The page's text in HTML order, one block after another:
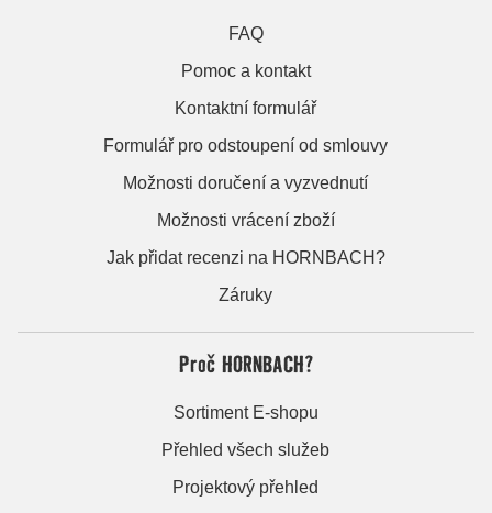
FAQ
Pomoc a kontakt
Kontaktní formulář
Formulář pro odstoupení od smlouvy
Možnosti doručení a vyzvednutí
Možnosti vrácení zboží
Jak přidat recenzi na HORNBACH?
Záruky
Proč HORNBACH?
Sortiment E-shopu
Přehled všech služeb
Projektový přehled